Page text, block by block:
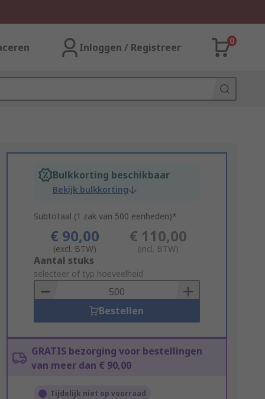
Inloggen / Registreer
0
Bulkkorting beschikbaar
Bekijk bulkkorting
Subtotaal (1 zak van 500 eenheden)*
€ 90,00
(excl. BTW)
€ 110,00
(incl. BTW)
Add
to
Basket
Aantal stuks
selecteer of typ hoeveelheid
Bestellen
GRATIS bezorging voor bestellingen
van meer dan € 90,00
Tijdelijk niet op voorraad